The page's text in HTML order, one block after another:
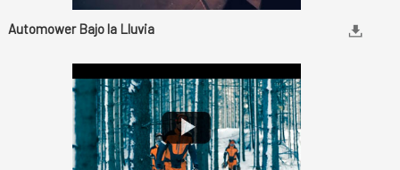
Automower Bajo la Lluvia